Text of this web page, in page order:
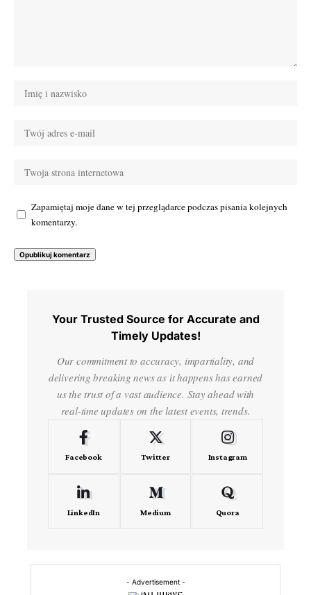
Zapamiętaj moje dane w tej przeglądarce podczas pisania kolejnych
komentarzy.
Your Trusted Source for Accurate and
Timely Updates!
Our commitment to accuracy, impartiality, and
delivering breaking news as it happens has earned
us the trust of a vast audience. Stay ahead with
real-time updates on the latest events, trends.
Facebook Twitter Instagram
LinkedIn Medium Quora
- Advertisement -